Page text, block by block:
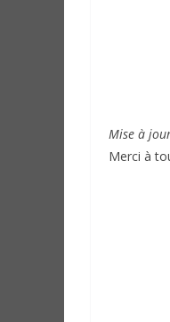
Mise à
Merci à